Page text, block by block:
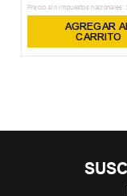
Precio sin impuestos nacionales:
AGREGAR
CARRITO